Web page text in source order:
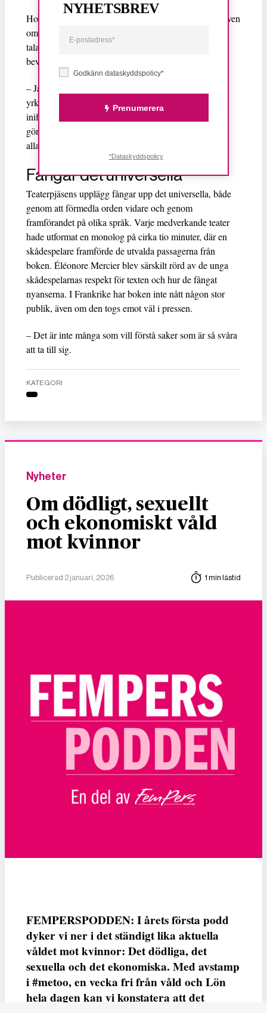
Hon framhåller att våldet mot kvinnor är universellt, även
om det kan ske på olika sätt i olika kontexter. När hon
talar med människor i olika länder om boken får hon
bevis för den uppfattningen.
– Jag valde att inte nämna stad, land, socialgrupp eller
yrke så att det blir meningar och fraser som kommer
inifrån, helt intuitiva. Jag känner att det inte var fel att
göra så. Det här är universellt, det är ord som talar till
alla.
Fångar det universella
Teaterpjäsens upplägg fångar upp det universella, både
genom att förmedla orden vidare och genom
framförandet på olika språk. Varje medverkande teater
hade utformat en monolog på cirka tio minuter, där en
skådespelare framförde de utvalda passagerna från
boken. Éléonore Mercier blev särskilt rörd av de unga
skådespelarnas respekt för texten och hur de fångat
nyanserna. I Frankrike har boken inte nått någon stor
publik, även om den togs emot väl i pressen.
– Det är inte många som vill förstå saker som är så svåra
att ta till sig.
KATEGORI
Nyheter
Om dödligt, sexuellt
och ekonomiskt våld
mot kvinnor
Publicerad 2 januari, 2026 1 min lästid
FEMPERSPODDEN: I årets första podd
dyker vi ner i det ständigt lika aktuella
våldet mot kvinnor: Det dödliga, det
sexuella och det ekonomiska. Med avstamp
i #metoo, en vecka fri från våld och Lön
hela dagen kan vi konstatera att det
Godkänn dataskyddspolicy*
Prenumerera
NYHETSBREV
*Dataskyddspolicy